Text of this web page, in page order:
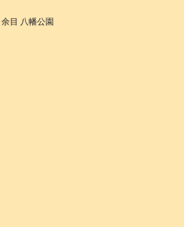
余目 八幡公園